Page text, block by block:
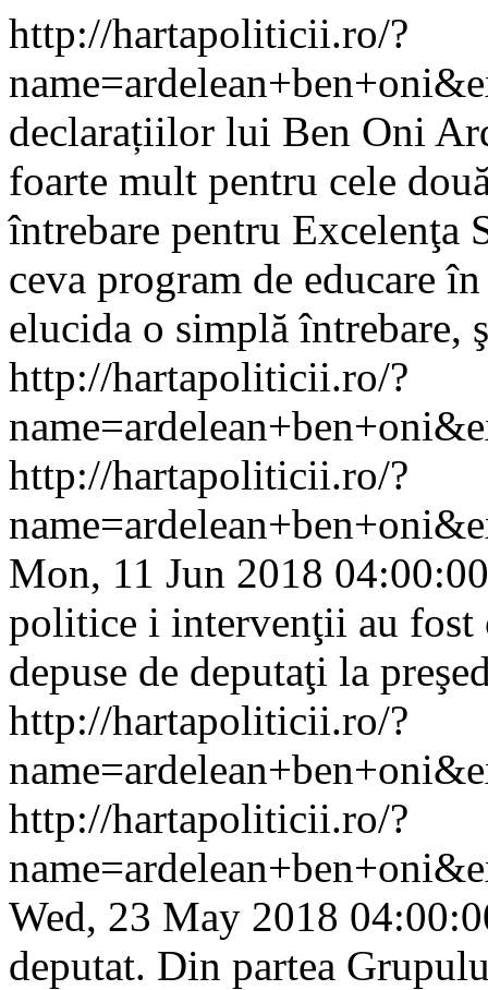
http://hartapoliticii.ro/?
declarațiilor lui Ben Oni
foarte mult pentru cele
întrebare pentru Excelenţa
ceva program de educare
elucida o simplă întrebare,
http://hartapoliticii.ro/?
http://hartapoliticii.ro/?
Mon, 11 Jun 2018
politice i intervenţii au fost
depuse de deputaţi la
http://hartapoliticii.ro/?
http://hartapoliticii.ro/?
Wed, 23 May 2018
deputat. Din partea